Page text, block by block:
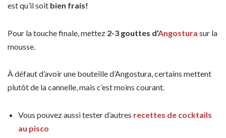
est qu’il soit bien frais!
Pour la touche finale, mettez 2-3 gouttes d’Angostura sur la
mousse.
À défaut d’avoir une bouteille d’Angostura, certains mettent
plutôt de la cannelle, mais c’est moins courant.
Vous pouvez aussi tester d’autres recettes de cocktails
au pisco